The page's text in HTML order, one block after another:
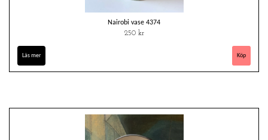
Nairobi vase 4374
250 kr
Läs mer